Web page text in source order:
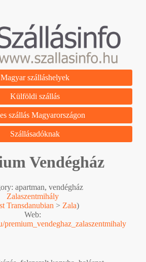
Magyar szálláshelyek
Külföldi szállás
szállás Magyarországon
Szállásadóknak
Vendégház
apartman, vendégház
Zalaszentmihály
Transdanubian > Zala)
Web: